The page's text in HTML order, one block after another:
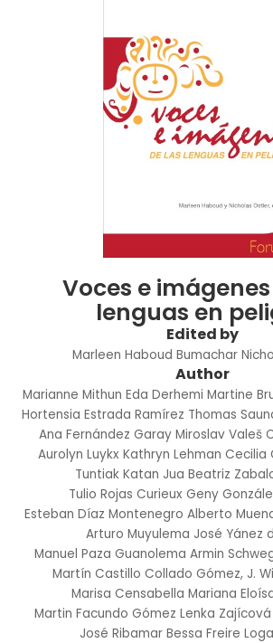
Voces e
lenguas en
Edited by
Marleen Haboud Bumachar
Author
Marianne Mithun Eda Derhemi Martine
Hortensia Estrada Ramírez Thomas
Ana Fernández Garay Miroslav Valeš
Aurolyn Luykx Kathryn Lehman Cecilia
Tuntiak Katan Jua Beatriz
Tulio Rojas Curieux Geny
Esteban Díaz Montenegro Alberto
Arturo Muyulema José Yánez
Manuel Paza Guanolema Armin
Martín Castillo Collado Gómez, J.
Marisa Censabella Mariana
Martin Facundo Gómez Lenka Zajícová
José Ribamar Bessa Freire